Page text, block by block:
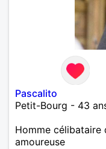
Pascalito
Petit-Bourg - 43
Homme célibataire
amoureuse